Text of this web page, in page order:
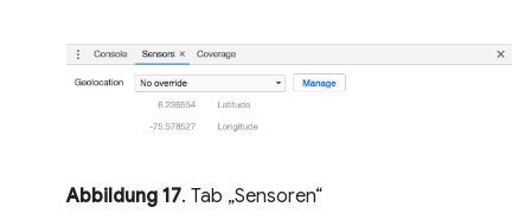
Abbildung 17. Tab „Sensoren“